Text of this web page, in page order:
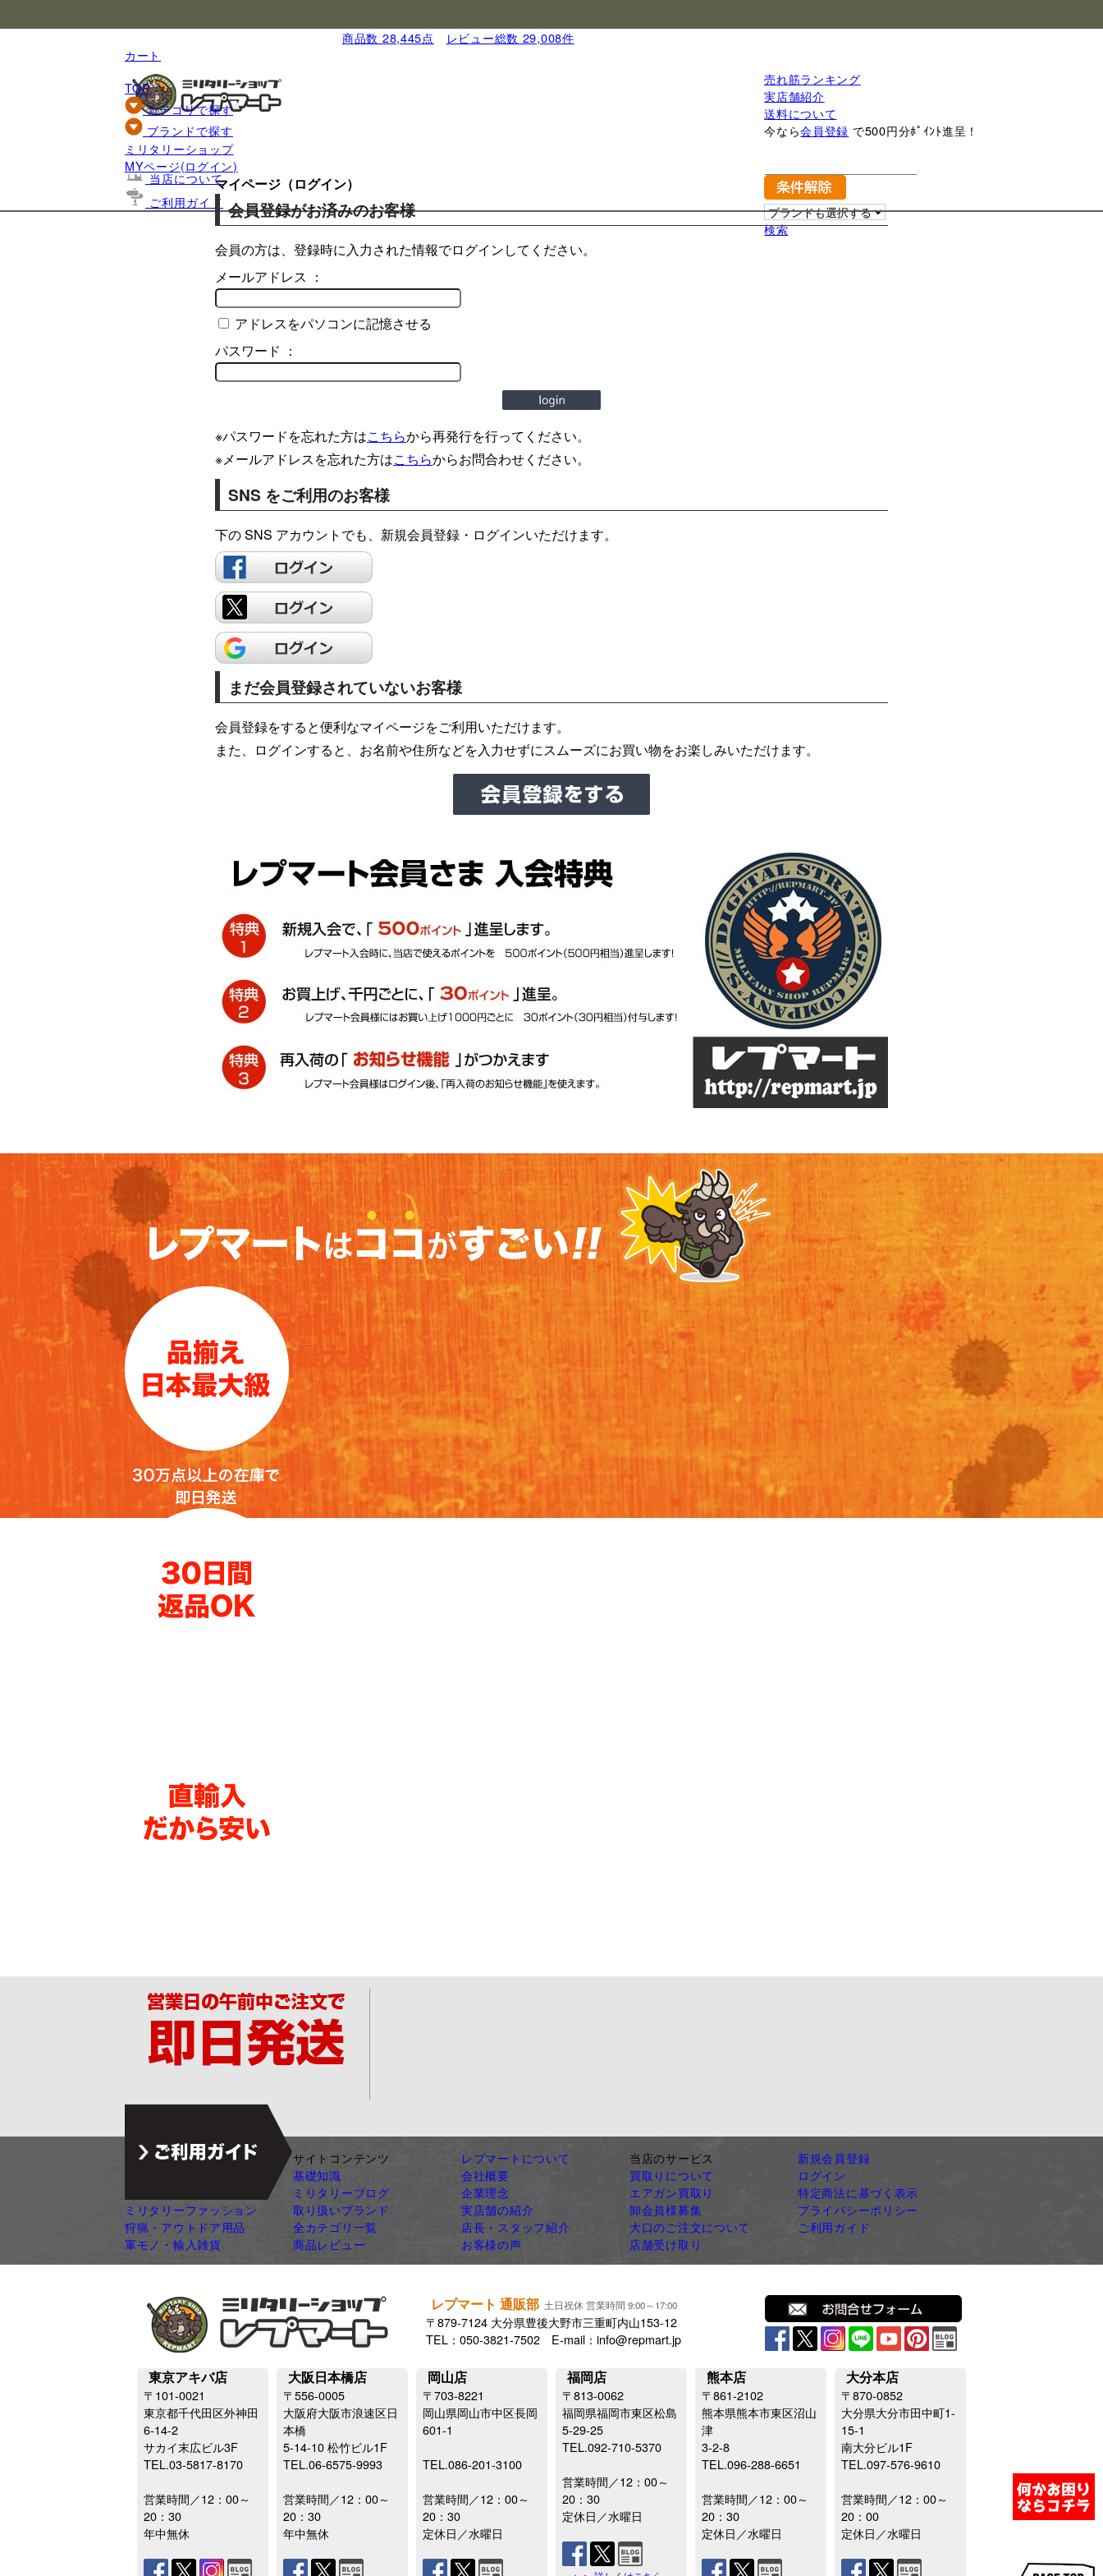
商品数 28,445点
レビュー総数 29,008件
カート
売れ筋ランキング
実店舗紹介
送料について
今なら会員登録 で500円分ﾎﾟｲﾝﾄ進呈！
検索
TOP
カテゴリで探す
ブランドで探す
基礎知識
当店について
ご利用ガイド
ミリタリーショップ
MYページ(ログイン)
マイページ（ログイン）
会員登録がお済みのお客様
会員の方は、登録時に入力された情報でログインしてください。
メールアドレス ：
アドレスをパソコンに記憶させる
パスワード ：
※パスワードを忘れた方はこちらから再発行を行ってください。
※メールアドレスを忘れた方はこちらからお問合わせください。
SNS をご利用のお客様
下の SNS アカウントでも、新規会員登録・ログインいただけます。
まだ会員登録されていないお客様
会員登録をすると便利なマイページをご利用いただけます。
また、ログインすると、お名前や住所などを入力せずにスムーズにお買い物をお楽しみいただけます。
ジャンル別カテゴリ
ミリタリーファッション
狩猟・アウトドア用品
軍モノ・輸入雑貨
サイトコンテンツ
基礎知識
ミリタリーブログ
取り扱いブランド
全カテゴリ一覧
商品レビュー
レプマートについて
会社概要
企業理念
実店舗の紹介
店長・スタッフ紹介
お客様の声
当店のサービス
買取りについて
エアガン買取り
卸会員様募集
大口のご注文について
店舗受け取り
新規会員登録
ログイン
特定商法に基づく表示
プライバシーポリシー
ご利用ガイド
レプマート 通販部 土日祝休 営業時間 9:00～17:00
〒879-7124 大分県豊後大野市三重町内山153-12
TEL：050-3821-7502 E-mail：info@repmart.jp
東京アキバ店
〒101-0021
東京都千代田区外神田
6-14-2
サカイ末広ビル3F
TEL.03-5817-8170
営業時間／12：00～
20：30
年中無休
大阪日本橋店
〒556-0005
大阪府大阪市浪速区日
本橋
5-14-10 松竹ビル1F
TEL.06-6575-9993
営業時間／12：00～
20：30
年中無休
岡山店
〒703-8221
岡山県岡山市中区長岡
601-1
TEL.086-201-3100
営業時間／12：00～
20：30
定休日／水曜日
福岡店
〒813-0062
福岡県福岡市東区松島
5-29-25
TEL.092-710-5370
営業時間／12：00～
20：30
定休日／水曜日
熊本店
〒861-2102
熊本県熊本市東区沼山
津
3-2-8
TEL.096-288-6651
営業時間／12：00～
20：30
定休日／水曜日
大分本店
〒870-0852
大分県大分市田中町1-
15-1
南大分ビル1F
TEL.097-576-9610
営業時間／12：00～
20：00
定休日／水曜日